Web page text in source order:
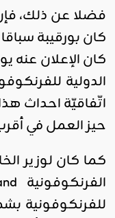
كان بورقيبة
الدولية
اتّفاقيّة احداث
حيز العمل في
للفرنكوفونية
حين
وتنجز
الصين:
تونس في
قلب
معركة
النفوذ
الصامت
ahmed
juillet 23,
0
الغضب
بوصلة …
لا سلاحا
يشهر في
ahmed
- août 3, 2026
0
ستطل القضاي